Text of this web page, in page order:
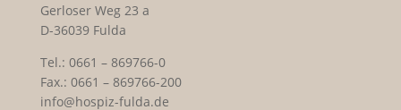
Gerloser Weg 23 a
D-36039 Fulda
Tel.: 0661 – 869766-0
Fax.: 0661 – 869766-200
info@hospiz-fulda.de